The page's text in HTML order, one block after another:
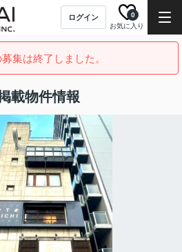
ログイン
お気に入り
0
集は終了しました。
載物件情報